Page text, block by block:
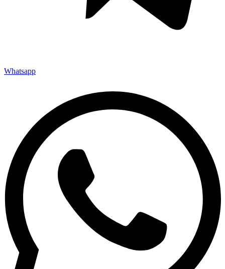
Whatsapp